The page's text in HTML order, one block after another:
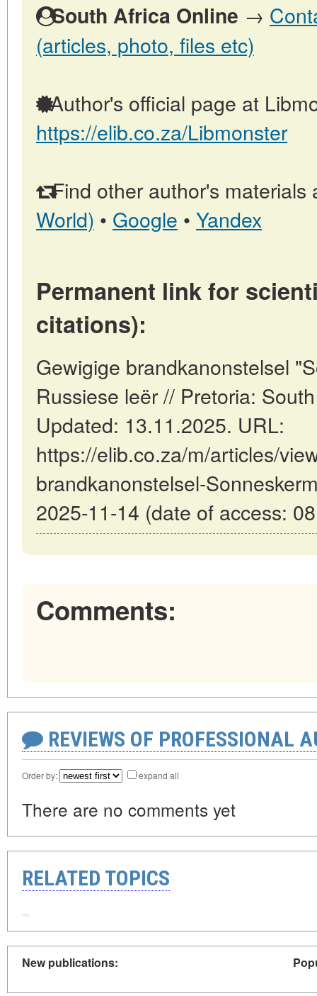
South Africa Online →
(articles, photo, files etc)
Author's official page at
https://elib.co.za/Libmonster
Find other author's materials
World) • Google • Yandex
Permanent link for
citations):
Gewigige brandkanonstelsel
Russiese leër // Pretoria:
Updated: 13.11.2025. URL:
https://elib.co.za/m/articles/
brandkanonstelsel-
2025-11-14 (date of access:
Comments:
REVIEWS OF PROFESSIONAL
Order by: expand all
There are no comments yet
RELATED TOPICS
New publications: